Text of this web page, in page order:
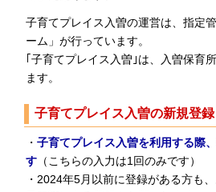
子育てプレイス入曽の運営は、指定
ーム」が行っています。
｢子育てプレイス入曽｣は、入曽保育
ます。
子育てプレイス入曽の新規登
・ 子育てプレイス入曽を利用する際
す（こちらの入力は1回のみです）
・2024年5月以前に登録がある方も